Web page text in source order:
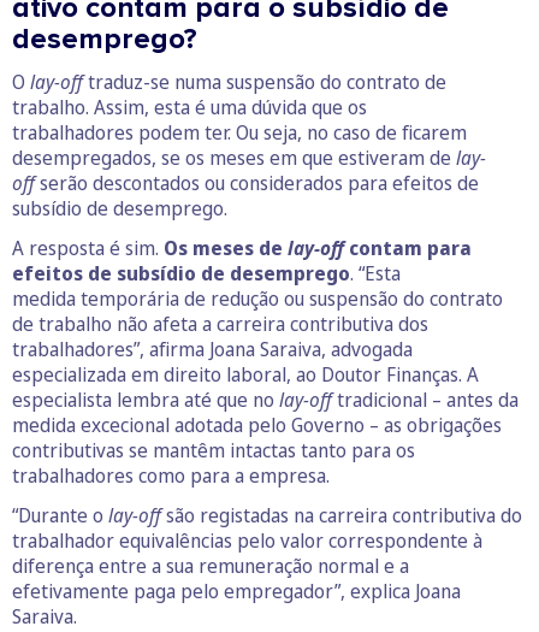
ativo contam para o subsídio de
desemprego?
O lay-offtraduz-se numa suspensão do contrato de
trabalho. Assim, esta é uma dúvida que os
trabalhadores podem ter. Ou seja, no caso de ficarem
desempregados, se os meses em que estiveram de lay-
offserão descontados ou considerados para efeitos de
subsídio de desemprego.
A resposta é sim. Os meses de lay-offcontam para
efeitos de subsídio de desemprego. “Esta
medida temporária de redução ou suspensão do contrato
de trabalho não afeta a carreira contributiva dos
trabalhadores”, afirma Joana Saraiva, advogada
especializada em direito laboral, ao Doutor Finanças. A
especialista lembra até que no lay-offtradicional – antes da
medida excecional adotada pelo Governo – as obrigações
contributivas se mantêm intactas tanto para os
trabalhadores como para a empresa.
“Durante o lay-offsão registadas na carreira contributiva do
trabalhador equivalências pelo valor correspondente à
diferença entre a sua remuneração normal e a
efetivamente paga pelo empregador”, explica Joana
Saraiva.